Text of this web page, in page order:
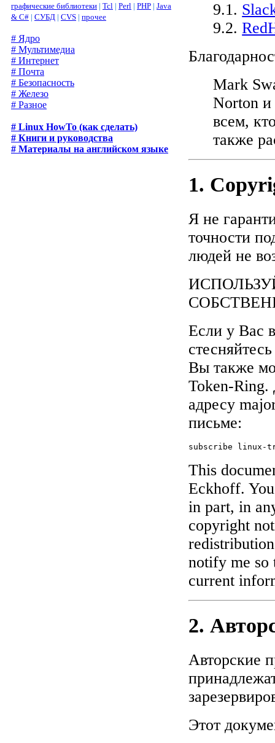
графические библиотеки | Tcl | Perl | PHP | Java
& C# | СУБД | CVS | прочее
# Ядро
# Мультимедиа
# Интернет
# Почта
# Безопасность
# Железо
# Разное
# Linux HowTo (как сделать)
# Книги и руководства
# Материалы на английском языке
9.1.
9.2.
Mark
Norton и
всем,
также
1.
Я не
точности
людей не
Если у Вас
Вы также
Token-Ring.
адресу
письме:
subscribe linux-
This
Eckhoff.
in part, in
copyright
notify me so
current
2.
Авторские
Этот